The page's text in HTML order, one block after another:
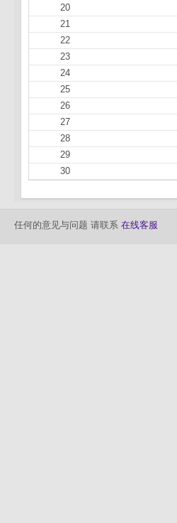
20
21
22
23
24
25
26
27
28
29
30
任何的意见与问题 请联系 在线客服